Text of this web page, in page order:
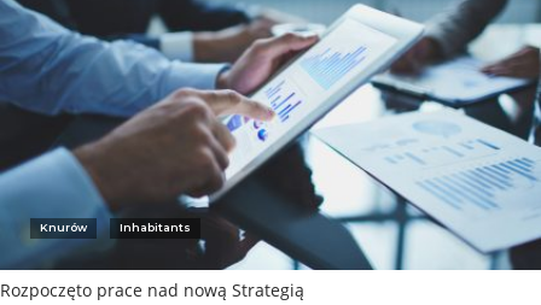
Knurów Inhabitants
Rozpoczęto prace nad nową Strategią